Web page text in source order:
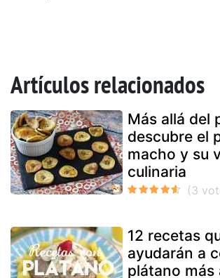
Artículos relacionados
Más allá del
descubre el
macho y su
culinaria
12 recetas
ayudarán a
plátano más